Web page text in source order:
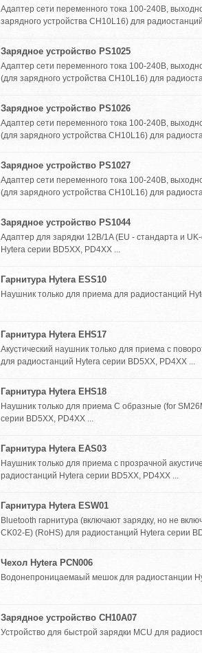
Адаптер сети переменного тока 100-240В,
зарядного устройства CH10L16) для
Зарядное устройство PS1025
Адаптер сети переменного тока 100-240В,
(для зарядного устройства CH10L16) для
Зарядное устройство PS1026
Адаптер сети переменного тока 100-240В,
(для зарядного устройства CH10L16) для
Зарядное устройство PS1027
Адаптер сети переменного тока 100-240В,
(для зарядного устройства CH10L16) для
Зарядное устройство PS1044
Адаптер для зарядки 12В/1A (EU - стандарта и
Hytera серии BD5XX, PD4XX ...
Гарнитура Hytera ESS10
Наушник только для приема для радиостанций
Гарнитура Hytera EHS17
Акустический наушник только для приема с
для радиостанций Hytera серии BD5XX, PD4XX ...
Гарнитура Hytera EHS18
Наушник только для приема C образные (for
серии BD5XX, PD4XX ...
Гарнитура Hytera EAS03
Наушник только для приема с прозрачной
радиостанций Hytera серии BD5XX, PD4XX ...
Гарнитура Hytera ESW01
Bluetooth гарнитура (включают зарядку, но не
CK02-E) (RoHS) для радиостанций Hytera серии
Чехол Hytera PCN006
Водонепроницаемаый мешок для радиостанции
Зарядное устройство CH10A07
Устройство для быстрой зарядки MCU для